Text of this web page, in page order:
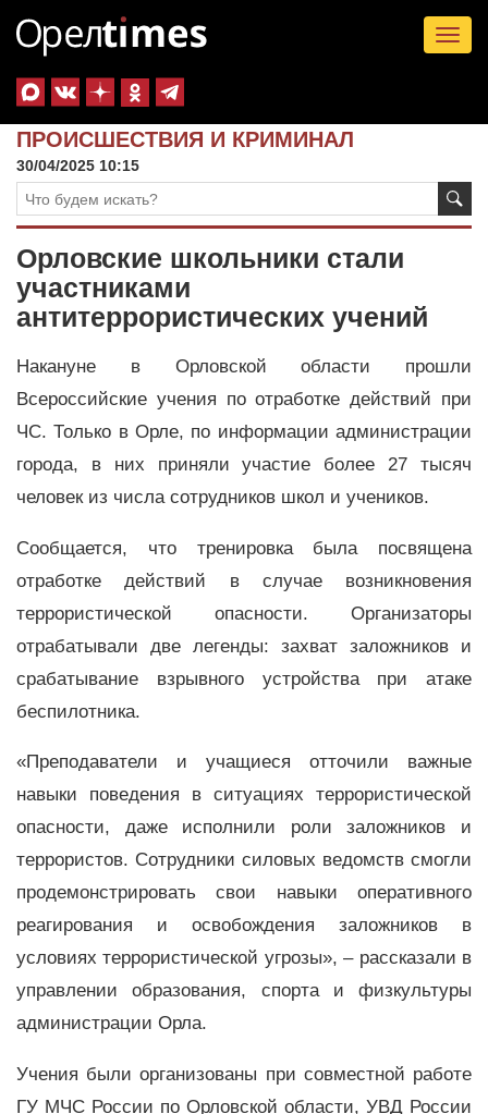
ПРОИСШЕСТВИЯ И КРИМИНАЛ
30/04/2025 10:15
Орловские школьники стали
участниками
антитеррористических учений
Накануне в Орловской области прошли
Всероссийские учения по отработке действий при
ЧС. Только в Орле, по информации администрации
города, в них приняли участие более 27 тысяч
человек из числа сотрудников школ и учеников.
Сообщается, что тренировка была посвящена
отработке действий в случае возникновения
террористической опасности. Организаторы
отрабатывали две легенды: захват заложников и
срабатывание взрывного устройства при атаке
беспилотника.
«Преподаватели и учащиеся отточили важные
навыки поведения в ситуациях террористической
опасности, даже исполнили роли заложников и
террористов. Сотрудники силовых ведомств смогли
продемонстрировать свои навыки оперативного
реагирования и освобождения заложников в
условиях террористической угрозы», – рассказали в
управлении образования, спорта и физкультуры
администрации Орла.
Учения были организованы при совместной работе
ГУ МЧС России по Орловской области, УВД России